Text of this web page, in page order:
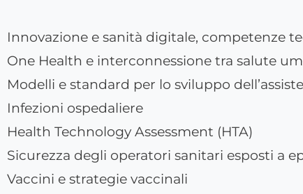
Innovazione e sanità digitale, competenze
One Health e interconnessione tra salute
Modelli e standard per lo sviluppo
Infezioni ospedaliere
Health Technology Assessment (HTA)
Sicurezza degli operatori sanitari esposti a
Vaccini e strategie vaccinali